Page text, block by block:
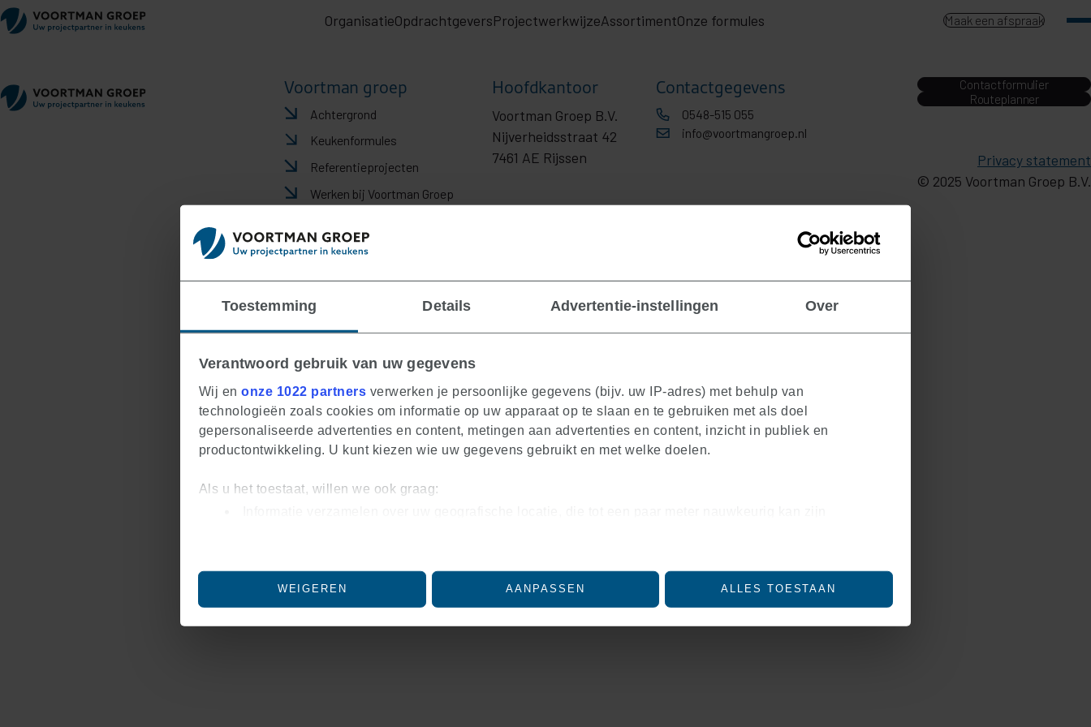
Toestemming Details Advertentie-instellingen Over
Verantwoord gebruik van uw gegevens
Wij en onze 1022 partners verwerken je persoonlijke gegevens (bijv. uw IP-adres) met behulp van
technologieën zoals cookies om informatie op uw apparaat op te slaan en te gebruiken met als doel
gepersonaliseerde advertenties en content, metingen aan advertenties en content, inzicht in publiek en
productontwikkeling. U kunt kiezen wie uw gegevens gebruikt en met welke doelen.
Als u het toestaat, willen we ook graag:
U kunt uw toestemming op elk moment wijzigen of intrekken in de Cookieverklaring.
We gebruiken cookies om content en advertenties te personaliseren, om functies voor social media te bieden en
om ons websiteverkeer te analyseren. Ook delen we informatie over uw gebruik van onze site met onze partners
WEIGEREN AANPASSEN ALLES TOESTAAN
OrganisatieOpdrachtgeversProjectwerkwijzeAssortimentOnze formules Maak een afspraak
Voortman groep
Achtergrond
Keukenformules
Referentieprojecten
Werken bij Voortman Groep
Hoofdkantoor
Voortman Groep B.V.
Nijverheidsstraat 42
7461 AE Rijssen
Contactgegevens
0548-515 055
info@voortmangroep.nl
Contactformulier
Routeplanner
Privacy statement
© 2025 Voortman Groep B.V.